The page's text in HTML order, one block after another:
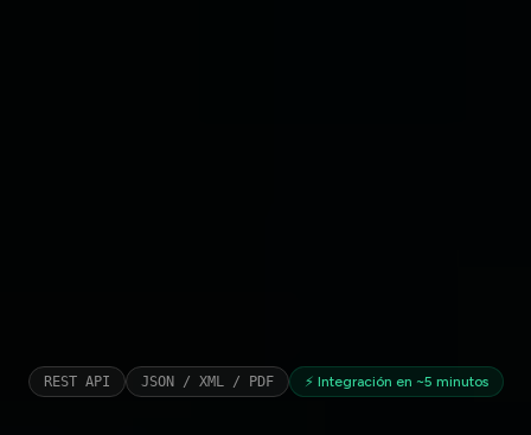
REST API JSON / XML / PDF ⚡ Integración en ~5 minutos